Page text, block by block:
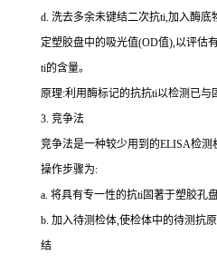
d. 洗去多余未键结二次抗ti,加入酶底
定塑胶盘中的吸光值(OD值),以评估
ti的含量。
原理:利用酶标记的抗抗ti以检测已与
3. 竞争法
竞争法是一种较少用到的ELISA检测
操作步骤为:
a. 将具有专一性的抗ti固著于塑胶孔
b. 加入待测检体,使检体中的待测抗
结